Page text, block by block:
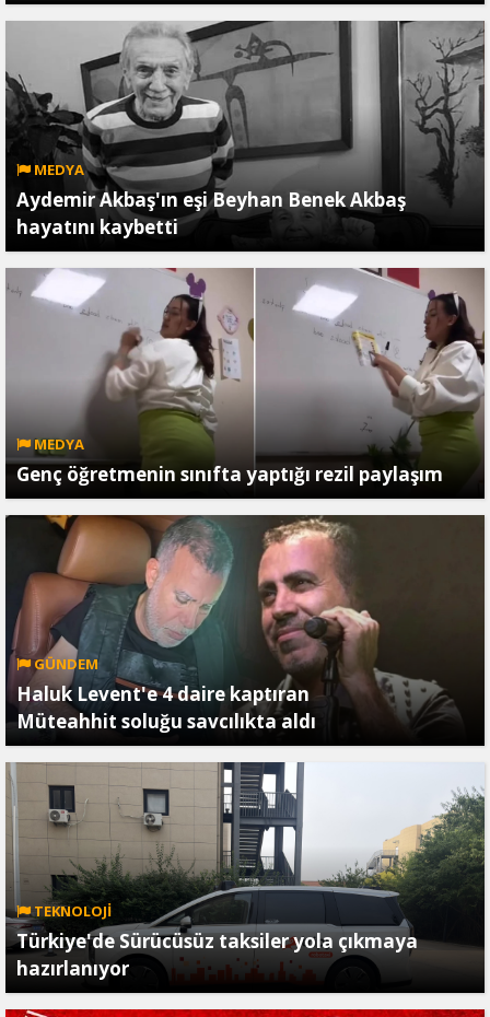
MEDYA
Aydemir Akbaş'ın eşi Beyhan Benek Akbaş
hayatını kaybetti
MEDYA
Genç öğretmenin sınıfta yaptığı rezil paylaşım
GÜNDEM
Haluk Levent'e 4 daire kaptıran
Müteahhit soluğu savcılıkta aldı
TEKNOLOJİ
Türkiye'de Sürücüsüz taksiler yola çıkmaya
hazırlanıyor